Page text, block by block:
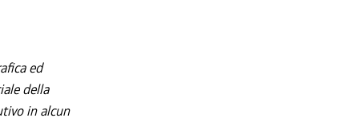
ed
della
in alcun